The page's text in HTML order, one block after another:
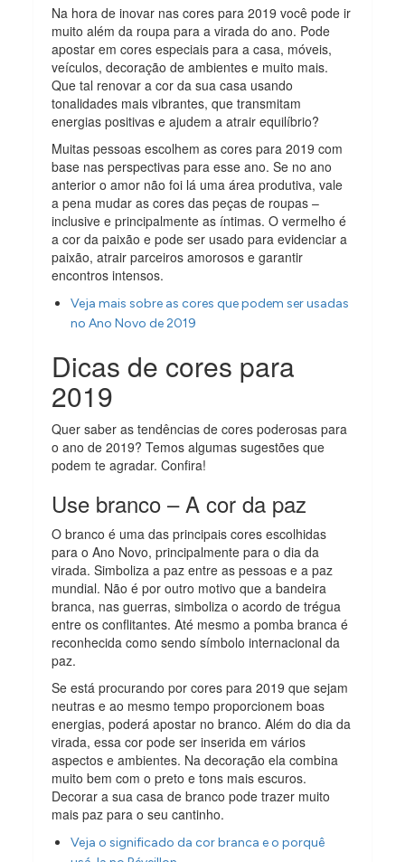
Na hora de inovar nas cores para 2019 você pode ir
muito além da roupa para a virada do ano. Pode
apostar em cores especiais para a casa, móveis,
veículos, decoração de ambientes e muito mais.
Que tal renovar a cor da sua casa usando
tonalidades mais vibrantes, que transmitam
energias positivas e ajudem a atrair equilíbrio?
Muitas pessoas escolhem as cores para 2019 com
base nas perspectivas para esse ano. Se no ano
anterior o amor não foi lá uma área produtiva, vale
a pena mudar as cores das peças de roupas –
inclusive e principalmente as íntimas. O vermelho é
a cor da paixão e pode ser usado para evidenciar a
paixão, atrair parceiros amorosos e garantir
encontros intensos.
Veja mais sobre as cores que podem ser usadas
no Ano Novo de 2019
Dicas de cores para
2019
Quer saber as tendências de cores poderosas para
o ano de 2019? Temos algumas sugestões que
podem te agradar. Confira!
Use branco – A cor da paz
O branco é uma das principais cores escolhidas
para o Ano Novo, principalmente para o dia da
virada. Simboliza a paz entre as pessoas e a paz
mundial. Não é por outro motivo que a bandeira
branca, nas guerras, simboliza o acordo de trégua
entre os conflitantes. Até mesmo a pomba branca é
reconhecida como sendo símbolo internacional da
paz.
Se está procurando por cores para 2019 que sejam
neutras e ao mesmo tempo proporcionem boas
energias, poderá apostar no branco. Além do dia da
virada, essa cor pode ser inserida em vários
aspectos e ambientes. Na decoração ela combina
muito bem com o preto e tons mais escuros.
Decorar a sua casa de branco pode trazer muito
mais paz para o seu cantinho.
Veja o significado da cor branca e o porquê